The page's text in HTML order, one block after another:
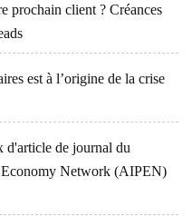
prochain client ? Créances
est à l’origine de la crise
d'article de journal du
Network (AIPEN)